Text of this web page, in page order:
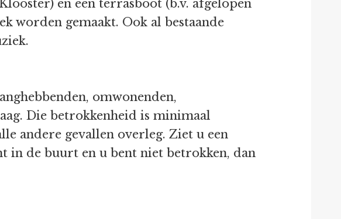
en een terrasboot (b.v. afgelopen
worden gemaakt. Ook al bestaande
omwonenden,
Die betrokkenheid is minimaal
andere gevallen overleg. Ziet u een
in de buurt en u bent niet betrokken, dan